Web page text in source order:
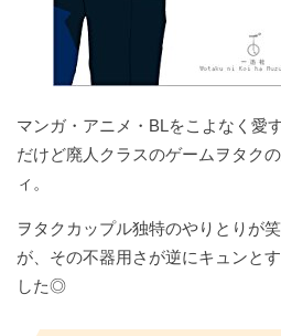
マンガ・アニメ・BLをこよなく愛
だけど廃人クラスのゲームヲタク
ィ。
ヲタクカップル独特のやりとりが
が、その不器用さが逆にキュンと
した◎